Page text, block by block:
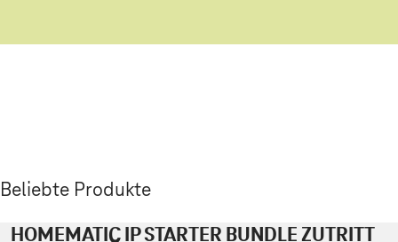
Beliebte Produkte
HOMEMATIC IP STARTER BUNDLE ZUTRITT